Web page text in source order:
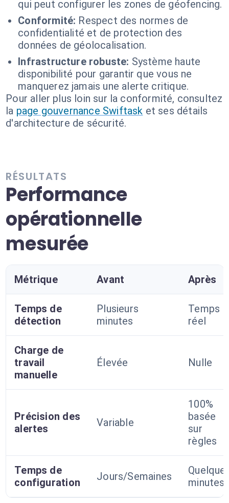
qui peut configurer les zones de géofencing.
Conformité: Respect des normes de
confidentialité et de protection des
données de géolocalisation.
Infrastructure robuste: Système haute
disponibilité pour garantir que vous ne
manquerez jamais une alerte critique.
Pour aller plus loin sur la conformité, consultez
la page gouvernance Swiftask et ses détails
d'architecture de sécurité.
RÉSULTATS
Performance
opérationnelle
mesurée
Métrique Avant Après
Temps de
détection
Plusieurs
minutes
Temps
réel
Charge de
travail
manuelle
Élevée Nulle
Précision des
alertes
Variable
100%
basée
sur
règles
Temps de
configuration
Jours/Semaines
minutes